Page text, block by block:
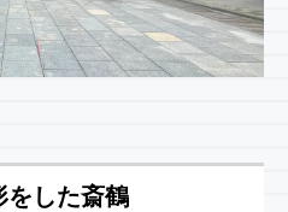
をした斎鶴